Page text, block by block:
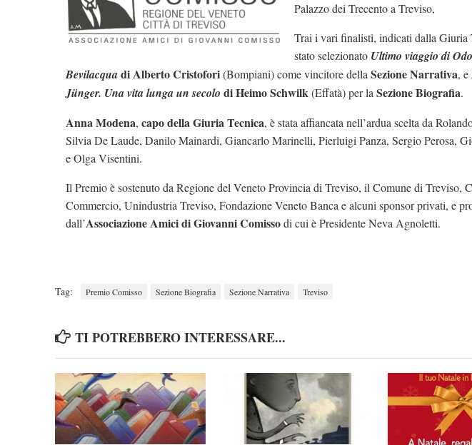
Palazzo dei Trecento a Treviso,
Trai i vari finalisti, indicati dalla Giuria
stato selezionato Ultimo viaggio di
Bevilacquadi Alberto Cristofori(Bompiani) come vincitore della Sezione Narrativa, e
Jünger. Una vita lunga un secolo di Heimo Schwilk(Effatà) per la Sezione Biografia.
Anna Modena, capo della Giuria Tecnica, è stata affiancata nell’ardua scelta da
Silvia De Laude, Danilo Mainardi, Giancarlo Marinelli, Pierluigi Panza, Sergio Perosa,
e Olga Visentini.
Il Premio è sostenuto da Regione del Veneto Provincia di Treviso, il Comune di Treviso,
Commercio, Unindustria Treviso, Fondazione Veneto Banca e alcuni sponsor privati, e
dall’Associazione Amici di Giovanni Comissodi cui è Presidente Neva Agnoletti.
Tag: Premio Comisso Sezione Biografia Sezione Narrativa Treviso
TI POTREBBERO INTERESSARE...